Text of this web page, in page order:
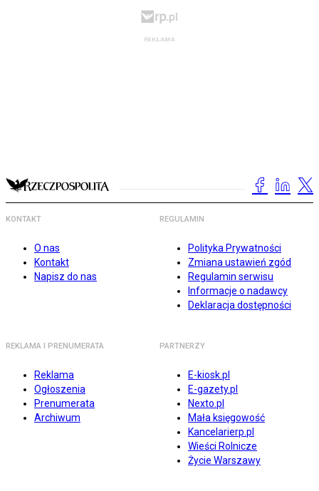
KONTAKT
O nas
Kontakt
Napisz do nas
REGULAMIN
Polityka Prywatności
Zmiana ustawień zgód
Regulamin serwisu
Informacje o nadawcy
Deklaracja dostępności
REKLAMA I PRENUMERATA
Reklama
Ogłoszenia
Prenumerata
Archiwum
PARTNERZY
E-kiosk.pl
E-gazety.pl
Nexto.pl
Mała księgowość
Kancelarierp.pl
Wieści Rolnicze
Życie Warszawy